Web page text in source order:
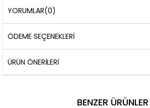
YORUMLAR(0)
ÖDEME SEÇENEKLERI
ÜRÜN ÖNERILERI
BENZER ÜRÜNLER